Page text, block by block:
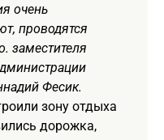
очень
проводятся
заместителя
Фесик.
зону отдыха
дорожка,